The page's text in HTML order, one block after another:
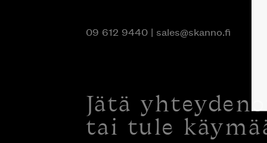
09 612 9440| sales@skanno.fi
Jätä
tai tule